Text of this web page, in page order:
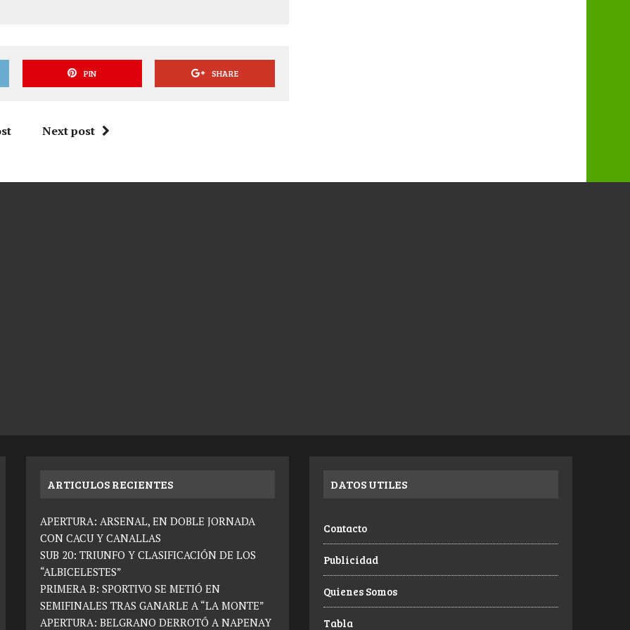
PIN SHARE
Next post
ARTICULOS RECIENTES
APERTURA: ARSENAL, EN DOBLE JORNADA
CON CACU Y CANALLAS
SUB 20: TRIUNFO Y CLASIFICACIÓN DE LOS
“ALBICELESTES”
PRIMERA B: SPORTIVO SE METIÓ EN
SEMIFINALES TRAS GANARLE A “LA MONTE”
APERTURA: BELGRANO DERROTÓ A NAPENAY
DATOS UTILES
Contacto
Publicidad
Quienes Somos
Tabla